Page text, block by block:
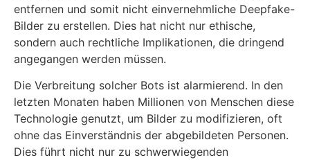
entfernen und somit nicht einvernehmliche Deepfake-
Bilder zu erstellen. Dies hat nicht nur ethische,
sondern auch rechtliche Implikationen, die dringend
angegangen werden müssen.
Die Verbreitung solcher Bots ist alarmierend. In den
letzten Monaten haben Millionen von Menschen diese
Technologie genutzt, um Bilder zu modifizieren, oft
ohne das Einverständnis der abgebildeten Personen.
Dies führt nicht nur zu schwerwiegenden